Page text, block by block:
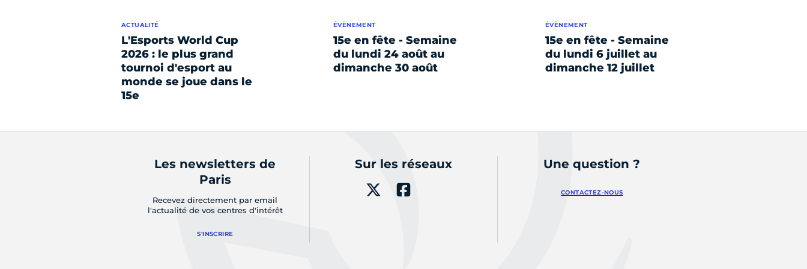
L'Esports World Cup
2026 : le plus grand
tournoi d'esport au
monde se joue dans le
15e
ACTUALITÉ
15e en fête - Semaine
du lundi 24 août au
dimanche 30 août
ÉVÈNEMENT
15e en fête - Semaine
du lundi 6 juillet au
dimanche 12 juillet
ÉVÈNEMENT
Les newsletters de
Paris
Recevez directement par email
l'actualité de vos centres d'intérêt
S'INSCRIRE
Sur les réseaux Une question ?
CONTACTEZ-NOUS